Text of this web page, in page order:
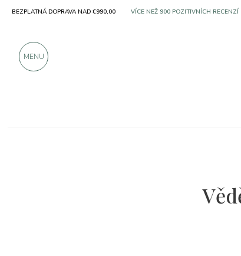
BEZPLATNÁ DOPRAVA NAD €990,00 VÍCE NEŽ 900 POZITIVNÍCH RECENZÍ
MENU